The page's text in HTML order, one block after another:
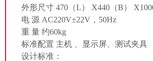
外形尺寸 470（L） X440（B）
电 源 AC220V±22V，50Hz
重 量 约60kg
标准配置 主机 、显示屏、测试夹具
设计标准：